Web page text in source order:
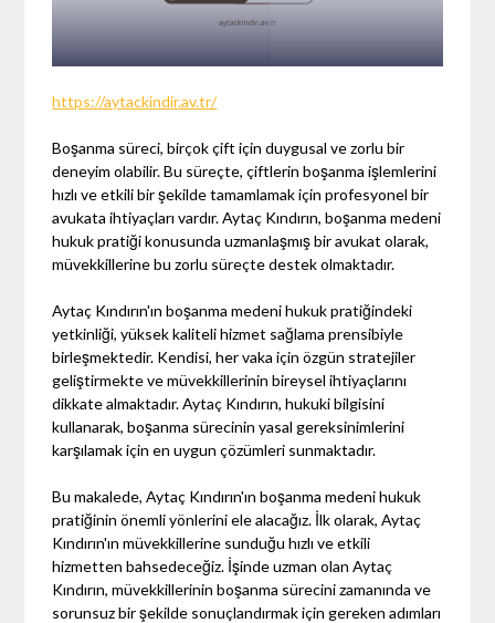
https://aytackindir.av.tr/
Boşanma süreci, birçok çift için duygusal ve zorlu bir
deneyim olabilir. Bu süreçte, çiftlerin boşanma işlemlerini
hızlı ve etkili bir şekilde tamamlamak için profesyonel bir
avukata ihtiyaçları vardır. Aytaç Kındırın, boşanma medeni
hukuk pratiği konusunda uzmanlaşmış bir avukat olarak,
müvekkillerine bu zorlu süreçte destek olmaktadır.
Aytaç Kındırın'ın boşanma medeni hukuk pratiğindeki
yetkinliği, yüksek kaliteli hizmet sağlama prensibiyle
birleşmektedir. Kendisi, her vaka için özgün stratejiler
geliştirmekte ve müvekkillerinin bireysel ihtiyaçlarını
dikkate almaktadır. Aytaç Kındırın, hukuki bilgisini
kullanarak, boşanma sürecinin yasal gereksinimlerini
karşılamak için en uygun çözümleri sunmaktadır.
Bu makalede, Aytaç Kındırın'ın boşanma medeni hukuk
pratiğinin önemli yönlerini ele alacağız. İlk olarak, Aytaç
Kındırın'ın müvekkillerine sunduğu hızlı ve etkili
hizmetten bahsedeceğiz. İşinde uzman olan Aytaç
Kındırın, müvekkillerinin boşanma sürecini zamanında ve
sorunsuz bir şekilde sonuçlandırmak için gereken adımları